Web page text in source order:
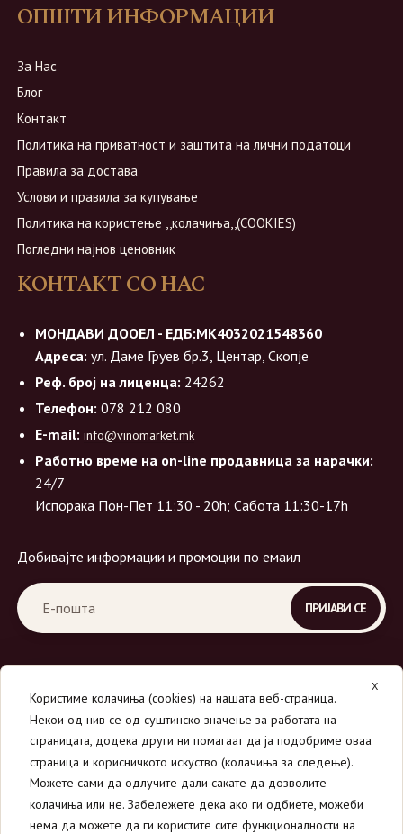
ОПШТИ ИНФОРМАЦИИ
За Нас
Блог
Контакт
Политика на приватност и заштита на лични податоци
Правила за достава
Услови и правила за купување
Политика на користење ,,колачиња,,(COOKIES)
Погледни најнов ценовник
КОНТАКТ СО НАС
МОНДАВИ ДООЕЛ - ЕДБ:МК4032021548360
Адреса: ул. Даме Груев бр.3, Центар, Скопје
Реф. број на лиценца: 24262
Телефон: 078 212 080
E-mail: info@vinomarket.mk
Работно време на on-line продавница за нарачки:
24/7
Испорака Пон-Пет 11:30 - 20h; Сабота 11:30-17h
Добивајте информации и промоции по емаил
© 2026Вино Маркет - МОНДАВИ ДООЕЛ.
Сите права се задржани.
X
Користиме колачиња (cookies) на нашата веб-страница.
Некои од нив се од суштинско значење за работата на
страницата, додека други ни помагаат да ја подобриме оваа
страница и корисничкото искуство (колачиња за следење).
Можете сами да одлучите дали сакате да дозволите
колачиња или не. Забележете дека ако ги одбиете, можеби
нема да можете да ги користите сите функционалности на